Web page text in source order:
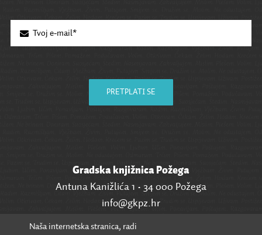
PRETPLATI SE
Gradska knjižnica Požega
Antuna Kanižlića 1 • 34 000 Požega
info@gkpz.hr
SVI KONTAKTI
Naša internetska stranica, radi